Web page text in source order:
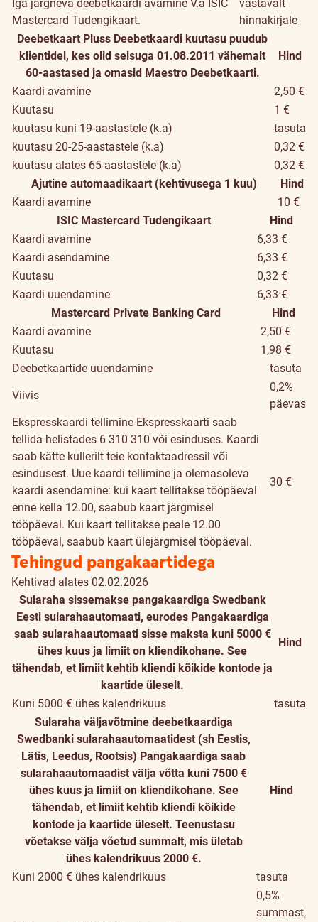
Iga järgneva deebetkaardi avamine V.a ISIC
Mastercard Tudengikaart.
vastavalt
hinnakirjale
Deebetkaart Pluss Deebetkaardi kuutasu puudub
klientidel, kes olid seisuga 01.08.2011 vähemalt
60-aastased ja omasid Maestro Deebetkaarti.
Hind
Kaardi avamine
2,50 €
Kuutasu
1 €
kuutasu kuni 19-aastastele (k.a)
tasuta
kuutasu 20-25-aastastele (k.a)
0,32 €
kuutasu alates 65-aastastele (k.a)
0,32 €
Ajutine automaadikaart (kehtivusega 1 kuu)
Hind
Kaardi avamine
10 €
ISIC Mastercard Tudengikaart
Hind
Kaardi avamine
6,33 €
Kaardi asendamine
6,33 €
Kuutasu
0,32 €
Kaardi uuendamine
6,33 €
Mastercard Private Banking Card
Hind
Kaardi avamine
2,50 €
Kuutasu
1,98 €
Deebetkaartide uuendamine
tasuta
Viivis
0,2%
päevas
Ekspresskaardi tellimine Ekspresskaarti saab
tellida helistades 6 310 310 või esinduses. Kaardi
saab kätte kullerilt teie kontaktaadressil või
esindusest. Uue kaardi tellimine ja olemasoleva
kaardi asendamine: kui kaart tellitakse tööpäeval
enne kella 12.00, saabub kaart järgmisel
tööpäeval. Kui kaart tellitakse peale 12.00
tööpäeval, saabub kaart ülejärgmisel tööpäeval.
30 €
Tehingud pangakaartidega
Kehtivad alates 02.02.2026
Sularaha sissemakse pangakaardiga Swedbank
Eesti sularahaautomaati, eurodes Pangakaardiga
saab sularahaautomaati sisse maksta kuni 5000 €
ühes kuus ja limiit on kliendikohane. See
tähendab, et limiit kehtib kliendi kõikide kontode ja
kaartide üleselt.
Hind
Kuni 5000 € ühes kalendrikuus
tasuta
Sularaha väljavõtmine deebetkaardiga
Swedbanki sularahaautomaatidest (sh Eestis,
Lätis, Leedus, Rootsis) Pangakaardiga saab
sularahaautomaadist välja võtta kuni 7500 €
ühes kuus ja limiit on kliendikohane. See
tähendab, et limiit kehtib kliendi kõikide
kontode ja kaartide üleselt. Teenustasu
võetakse välja võetud summalt, mis ületab
ühes kalendrikuus 2000 €.
Hind
Kuni 2000 € ühes kalendrikuus tasuta
0,5%
summast,